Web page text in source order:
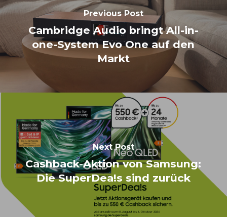
Previous Post
Cambridge Audio bringt All-in-
one-System Evo One auf den
Markt
Next Post
Cashback-Aktion von Samsung:
Die SuperDea!s sind zurück